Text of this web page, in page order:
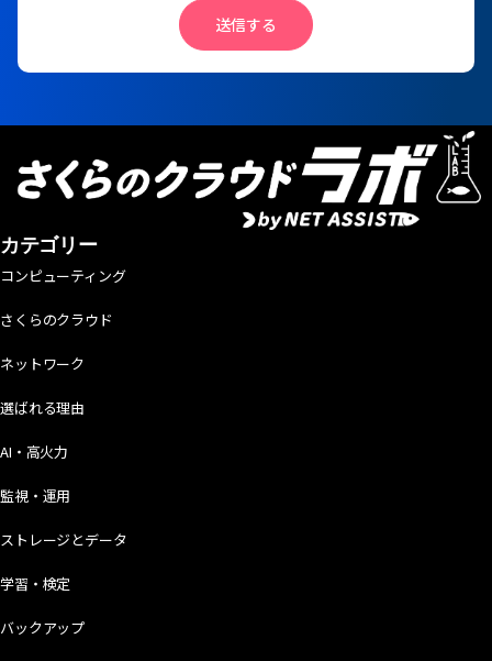
送信する
カテゴリー
コンピューティング
さくらのクラウド
ネットワーク
選ばれる理由
AI・高火力
監視・運用
ストレージとデータ
学習・検定
バックアップ